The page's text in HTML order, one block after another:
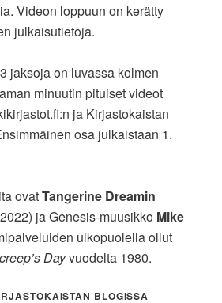
Videon loppuun on kerätty
julkaisutietoja.
jaksoja on luvassa kolmen
minuutin pituiset videot
ja Kirjastokaistan
osa julkaistaan 1.
ovatTangerine Dreamin
ja Genesis-muusikko Mike
ulkopuolella ollut
Dayvuodelta 1980.
BLOGISSA